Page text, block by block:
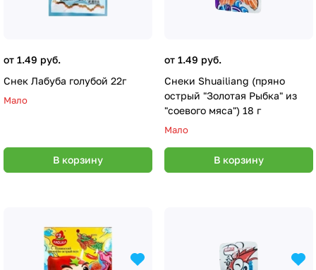
от 1.49 руб.
Снек Лабуба голубой 22г
Мало
В корзину
от 1.49 руб.
Снеки Shuailiang (пряно
острый "Золотая Рыбка" из
"соевого мяса") 18 г
Мало
В корзину